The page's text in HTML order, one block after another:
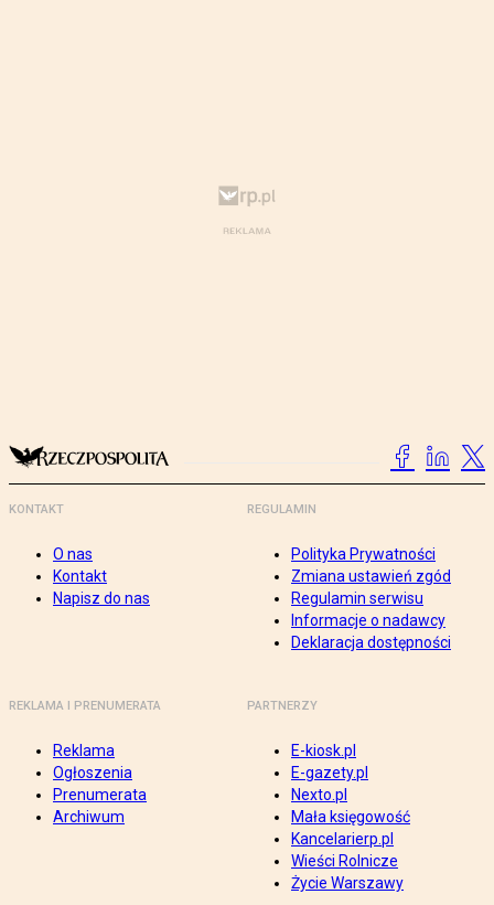
KONTAKT
O nas
Kontakt
Napisz do nas
REGULAMIN
Polityka Prywatności
Zmiana ustawień zgód
Regulamin serwisu
Informacje o nadawcy
Deklaracja dostępności
REKLAMA I PRENUMERATA
Reklama
Ogłoszenia
Prenumerata
Archiwum
PARTNERZY
E-kiosk.pl
E-gazety.pl
Nexto.pl
Mała księgowość
Kancelarierp.pl
Wieści Rolnicze
Życie Warszawy